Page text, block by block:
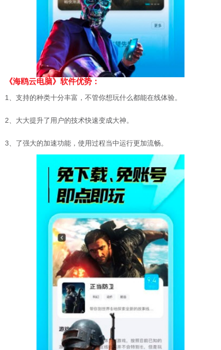
《海鸥云电脑》软件优势：
1、支持的种类十分丰富，不管你想玩什么都能在线体验。
2、大大提升了用户的技术快速变成大神。
3、了强大的加速功能，使用过程当中运行更加流畅。